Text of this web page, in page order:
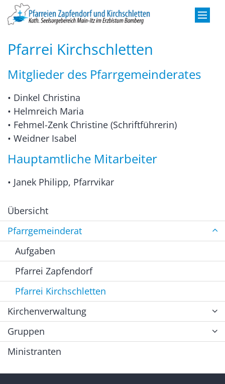
Zum Inhalt springen
Pfarrei Kirchschletten
Mitglieder des Pfarrgemeinderates
• Dinkel Christina
• Helmreich Maria
• Fehmel-Zenk Christine (Schriftführerin)
• Weidner Isabel
Hauptamtliche Mitarbeiter
• Janek Philipp, Pfarrvikar
Übersicht
Pfarrgemeinderat
Aufgaben
Pfarrei Zapfendorf
Pfarrei Kirchschletten
Kirchenverwaltung
Gruppen
Ministranten